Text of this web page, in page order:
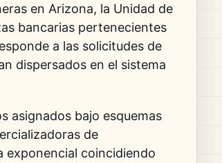
en Arizona, la Unidad de
bancarias pertenecientes
a las solicitudes de
dispersados en el sistema
asignados bajo esquemas
de
exponencial coincidiendo